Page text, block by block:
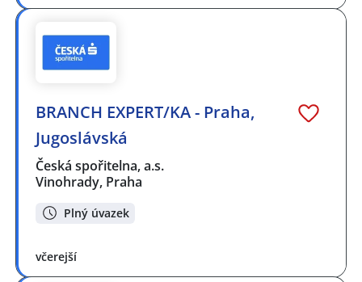
BRANCH EXPERT/KA - Praha,
Jugoslávská
Česká spořitelna, a.s.
Vinohrady, Praha
Plný úvazek
včerejší